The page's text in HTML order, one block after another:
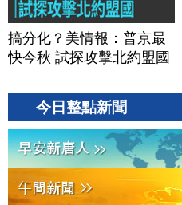
搞分化？美情報：普京最
快今秋 試探攻擊北約盟國
今日整點新聞